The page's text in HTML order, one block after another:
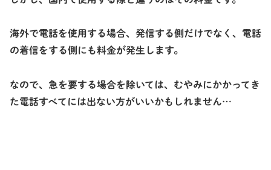
海外で電話を使用する場合、発信する側だけでなく、電話
の着信をする側にも料金が発生します。
なので、急を要する場合を除いては、むやみにかかってき
た電話すべてには出ない方がいいかもしれません…